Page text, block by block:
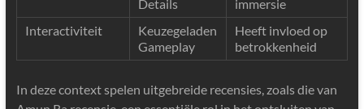
Details
immersie
Interactiviteit
Keuzegeladen
Gameplay
Heeft invloed op
betrokkenheid
In deze context spelen uitgebreide recensies, zoals die van